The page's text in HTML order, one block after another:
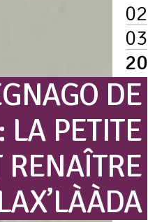
02
03
20
DE
: LA PETITE
RENAÎTRE